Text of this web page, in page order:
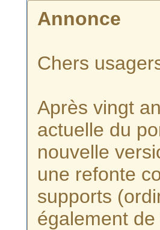
Annonce
Chers
Après vingt
actuelle du
nouvelle
une refonte
supports
également